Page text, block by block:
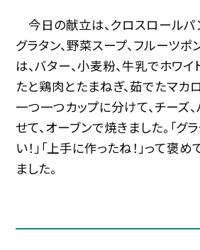
今日の献立は、クロスロールパ
グラタン、野菜スープ、フルーツポ
は、バター、小麦粉、牛乳でホワイ
たと鶏肉とたまねぎ、茹でたマカ
一つ一つカップに分けて、チーズ
せて、オーブンで焼きました。「グ
い！」「上手に作ったね！」って褒
ました。